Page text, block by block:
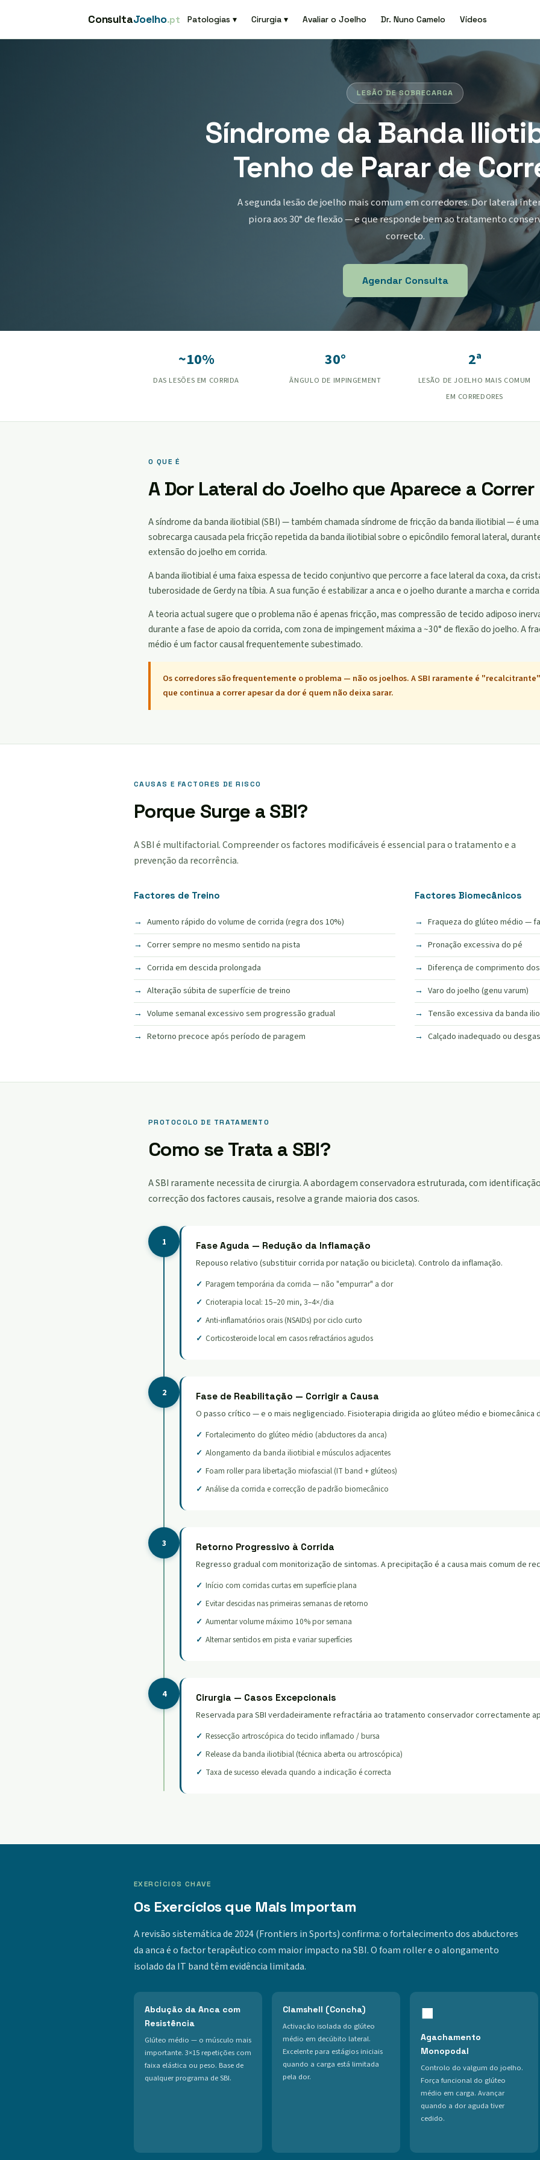
ConsultaJoelho.pt Patologias ▾ Cirurgia ▾ Avaliar o Joelho Dr. Nuno Camelo Vídeos
LESÃO DE SOBRECARGA
Síndrome da Banda
Tenho de Parar de
A segunda lesão de joelho mais comum em corredores. Dor lateral
piora aos 30° de flexão — e que responde bem ao tratamento
correcto.
Agendar Consulta
~10%
DAS LESÕES EM CORRIDA
30°
ÂNGULO DE IMPINGEMENT
2ª
LESÃO DE JOELHO MAIS COMUM
EM CORREDORES
O QUE É
A Dor Lateral do Joelho que Aparece a Correr
A síndrome da banda iliotibial (SBI) — também chamada síndrome de fricção da banda iliotibial — é
sobrecarga causada pela fricção repetida da banda iliotibial sobre o epicôndilo femoral lateral,
extensão do joelho em corrida.
A banda iliotibial é uma faixa espessa de tecido conjuntivo que percorre a face lateral da coxa, da
tuberosidade de Gerdy na tíbia. A sua função é estabilizar a anca e o joelho durante a marcha e
A teoria actual sugere que o problema não é apenas fricção, mas compressão de tecido adiposo
durante a fase de apoio da corrida, com zona de impingement máxima a ~30° de flexão do joelho. A
médio é um factor causal frequentemente subestimado.
Os corredores são frequentemente o problema — não os joelhos. A SBI raramente é
que continua a correr apesar da dor é quem não deixa sarar.
CAUSAS E FACTORES DE RISCO
Porque Surge a SBI?
A SBI é multifactorial. Compreender os factores modificáveis é essencial para o tratamento e a
prevenção da recorrência.
Factores de Treino
Aumento rápido do volume de corrida (regra dos 10%)
Correr sempre no mesmo sentido na pista
Corrida em descida prolongada
Alteração súbita de superfície de treino
Volume semanal excessivo sem progressão gradual
Retorno precoce após período de paragem
Factores Biomecânicos
Fraqueza do glúteo médio —
Pronação excessiva do pé
Diferença de comprimento
Varo do joelho (genu varum)
Tensão excessiva da banda
Calçado inadequado ou
PROTOCOLO DE TRATAMENTO
Como se Trata a SBI?
A SBI raramente necessita de cirurgia. A abordagem conservadora estruturada, com
correcção dos factores causais, resolve a grande maioria dos casos.
1 Fase Aguda — Redução da Inflamação
Repouso relativo (substituir corrida por natação ou bicicleta). Controlo da inflamação.
Paragem temporária da corrida — não "empurrar" a dor
Crioterapia local: 15–20 min, 3–4×/dia
Anti-inflamatórios orais (NSAIDs) por ciclo curto
Corticosteroide local em casos refractários agudos
2 Fase de Reabilitação — Corrigir a Causa
O passo crítico — e o mais negligenciado. Fisioterapia dirigida ao glúteo médio e biomecânica
Fortalecimento do glúteo médio (abductores da anca)
Alongamento da banda iliotibial e músculos adjacentes
Foam roller para libertação miofascial (IT band + glúteos)
Análise da corrida e correcção de padrão biomecânico
3 Retorno Progressivo à Corrida
Regresso gradual com monitorização de sintomas. A precipitação é a causa mais comum de
Início com corridas curtas em superfície plana
Evitar descidas nas primeiras semanas de retorno
Aumentar volume máximo 10% por semana
Alternar sentidos em pista e variar superfícies
4 Cirurgia — Casos Excepcionais
Reservada para SBI verdadeiramente refractária ao tratamento conservador correctamente
Ressecção artroscópica do tecido inflamado / bursa
Release da banda iliotibial (técnica aberta ou artroscópica)
Taxa de sucesso elevada quando a indicação é correcta
EXERCÍCIOS CHAVE
Os Exercícios que Mais Importam
A revisão sistemática de 2024 (Frontiers in Sports) confirma: o fortalecimento dos abductores
da anca é o factor terapêutico com maior impacto na SBI. O foam roller e o alongamento
isolado da IT band têm evidência limitada.
Abdução da Anca com
Resistência
Glúteo médio — o músculo mais
importante. 3×15 repetições com
faixa elástica ou peso. Base de
qualquer programa de SBI.
Clamshell (Concha)
Activação isolada do glúteo
médio em decúbito lateral.
Excelente para estágios iniciais
quando a carga está limitada
pela dor.
⬛
Agachamento
Monopodal
Controlo do valgum do joelho.
Força funcional do glúteo
médio em carga. Avançar
quando a dor aguda tiver
cedido.